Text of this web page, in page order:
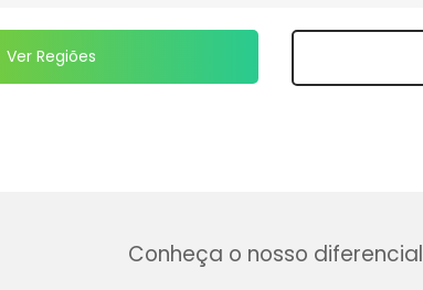
Ver Regiões
Conheça o nosso diferencial